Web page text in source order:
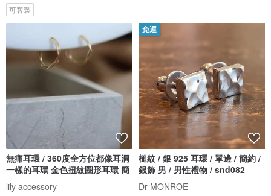
可客製
無痛耳環 / 360度全方位都像耳洞
一樣的耳環 金色扭紋圈形耳環 簡
lily accessory
免運
槌紋 / 銀 925 耳環 / 單邊 / 簡約 /
銀飾 男 / 男性禮物 / snd082
Dr MONROE